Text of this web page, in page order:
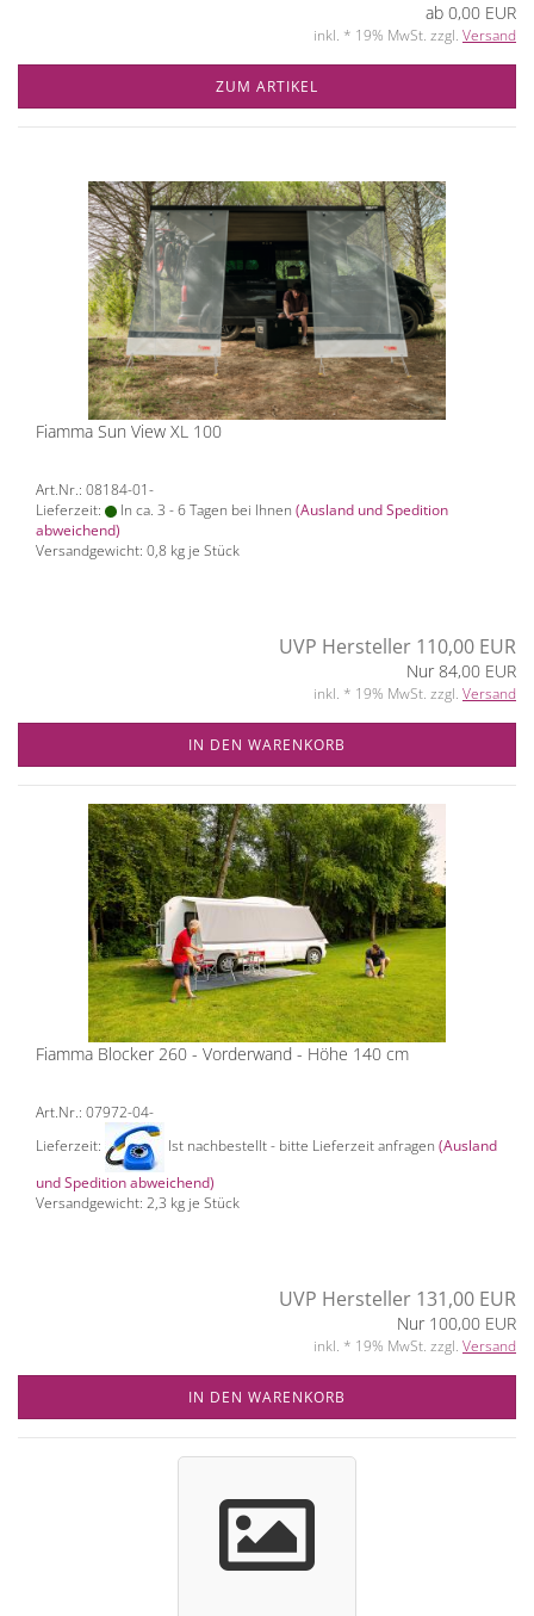
ab 0,00 EUR
inkl. * 19% MwSt. zzgl. Versand
ZUM ARTIKEL
Fiamma Sun View XL 100
Art.Nr.: 08184-01-
Lieferzeit:
In ca. 3 - 6 Tagen bei Ihnen (Ausland und Spedition
abweichend)
Versandgewicht: 0,8 kg je Stück
UVP Hersteller 110,00 EUR
Nur 84,00 EUR
inkl. * 19% MwSt. zzgl. Versand
IN DEN WARENKORB
Fiamma Blocker 260 - Vorderwand - Höhe 140 cm
Art.Nr.: 07972-04-
Lieferzeit:
Ist nachbestellt - bitte Lieferzeit anfragen (Ausland
und Spedition abweichend)
Versandgewicht: 2,3 kg je Stück
UVP Hersteller 131,00 EUR
Nur 100,00 EUR
inkl. * 19% MwSt. zzgl. Versand
IN DEN WARENKORB